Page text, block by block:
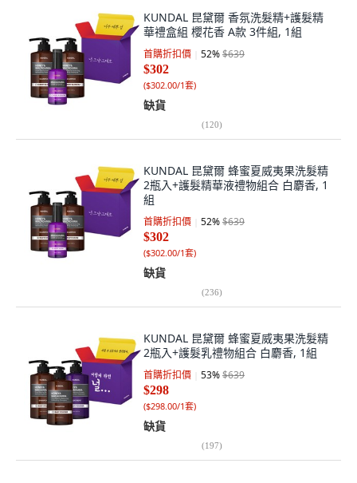
KUNDAL 昆黛爾 香氛洗髮精+護髮精
華禮盒組 櫻花香 A款 3件組, 1組
首購折扣價 52%$639
$302
($302.00/1套)
缺貨
(120)
KUNDAL 昆黛爾 蜂蜜夏威夷果洗髮精
2瓶入+護髮精華液禮物組合 白麝香, 1
組
首購折扣價 52%$639
$302
($302.00/1套)
缺貨
(236)
KUNDAL 昆黛爾 蜂蜜夏威夷果洗髮精
2瓶入+護髮乳禮物組合 白麝香, 1組
首購折扣價 53%$639
$298
($298.00/1套)
缺貨
(197)